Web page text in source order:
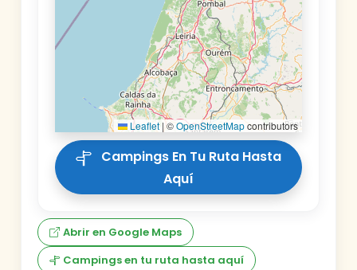
Leaflet | ©OpenStreetMapcontributors
Aquí
Abrir en Google Maps
Campings en tu ruta hasta aquí